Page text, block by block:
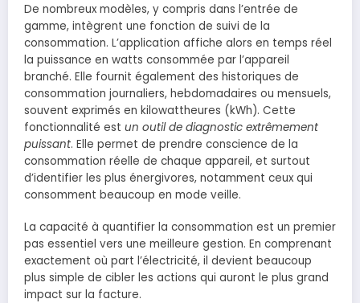
De nombreux modèles, y compris dans l’entrée de
gamme, intègrent une fonction de suivi de la
consommation. L’application affiche alors en temps réel
la puissance en watts consommée par l’appareil
branché. Elle fournit également des historiques de
consommation journaliers, hebdomadaires ou mensuels,
souvent exprimés en kilowattheures (kWh). Cette
fonctionnalité est un outil de diagnostic extrêmement
puissant. Elle permet de prendre conscience de la
consommation réelle de chaque appareil, et surtout
d’identifier les plus énergivores, notamment ceux qui
consomment beaucoup en mode veille.
La capacité à quantifier la consommation est un premier
pas essentiel vers une meilleure gestion. En comprenant
exactement où part l’électricité, il devient beaucoup
plus simple de cibler les actions qui auront le plus grand
impact sur la facture.